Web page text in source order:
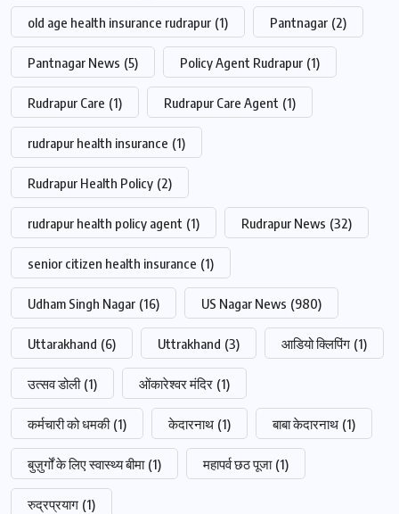
old age health insurance rudrapur (1) Pantnagar (2)
Pantnagar News (5) Policy Agent Rudrapur (1)
Rudrapur Care (1) Rudrapur Care Agent (1)
rudrapur health insurance (1)
Rudrapur Health Policy (2)
rudrapur health policy agent (1) Rudrapur News (32)
senior citizen health insurance (1)
Udham Singh Nagar (16) US Nagar News (980)
Uttarakhand (6) Uttrakhand (3) आडियो क्लिपिंग (1)
उत्सव डोली (1) ओंकारेश्वर मंदिर (1)
कर्मचारी को धमकी (1) केदारनाथ (1) बाबा केदारनाथ (1)
बुज़ुर्गों के लिए स्वास्थ्य बीमा (1) महापर्व छठ पूजा (1)
रुद्रप्रयाग (1)